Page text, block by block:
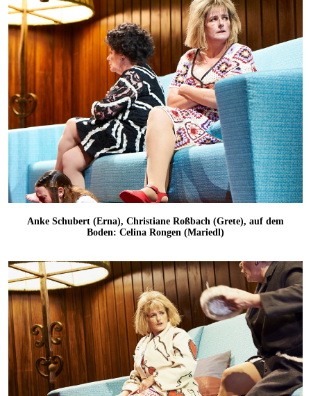
Anke Schubert (Erna), Christiane Roßbach (Grete), auf dem
Boden: Celina Rongen (Mariedl)